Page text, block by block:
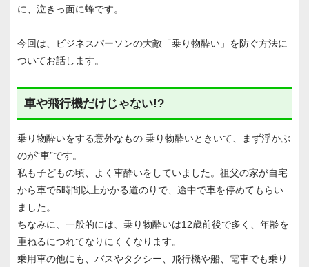
に、泣きっ面に蜂です。
今回は、ビジネスパーソンの大敵「乗り物酔い」を防ぐ方法に
ついてお話します。
車や飛行機だけじゃない!?
乗り物酔いをする意外なもの 乗り物酔いときいて、まず浮かぶ
のが“車”です。
私も子どもの頃、よく車酔いをしていました。祖父の家が自宅
から車で5時間以上かかる道のりで、途中で車を停めてもらい
ました。
ちなみに、一般的には、乗り物酔いは12歳前後で多く、年齢を
重ねるにつれてなりにくくなります。
乗用車の他にも、バスやタクシー、飛行機や船、電車でも乗り